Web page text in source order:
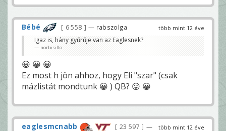
több mint 12 éve
Bébé 6 558 — rabszolga
Igaz is, hány gyűrűje van az Eaglesnek?
norbisillo
😀 😀 😀
Ez most h jön ahhoz, hogy Eli "szar" (csak
mázlistát mondtunk 😀 ) QB? 😛 😀
több mint 12 éve
eaglesmcnabb 23 597 —